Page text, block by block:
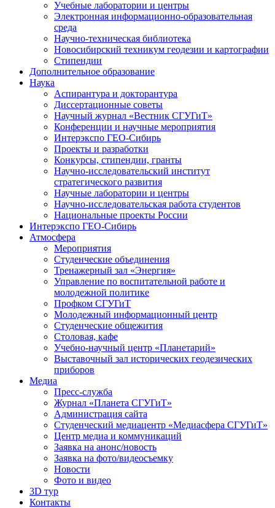
Учебные лаборатории и центры
Электронная информационно-образовательная
среда
Научно-техническая библиотека
Новосибирский техникум геодезии и картографии
Стипендии
Дополнительное образование
Наука
Аспирантура и докторантура
Диссертационные советы
Научный журнал «Вестник СГУГиТ»
Конференции и научные мероприятия
Интерэкспо ГЕО-Сибирь
Проекты и разработки
Конкурсы, стипендии, гранты
Научно-исследовательский институт
стратегического развития
Научные лаборатории и центры
Научно-исследовательская работа студентов
Национальные проекты России
Интерэкспо ГЕО-Сибирь
Атмосфера
Мероприятия
Студенческие объединения
Тренажерный зал «Энергия»
Управление по воспитательной работе и
молодежной политике
Профком СГУГиТ
Молодежный информационный центр
Студенческие общежития
Столовая, кафе
Учебно-научный центр «Планетарий»
Выставочный зал исторических геодезических
приборов
Медиа
Пресс-служба
Журнал «Планета СГУГиТ»
Администрация сайта
Студенческий медиацентр «Медиасфера СГУГиТ»
Центр медиа и коммуникаций
Заявка на анонс/новость
Заявка на фото/видеосъемку
Новости
Фото и видео
3D тур
Контакты